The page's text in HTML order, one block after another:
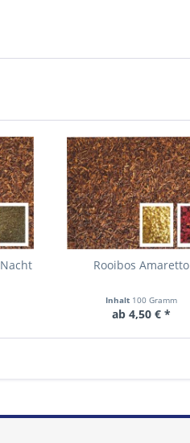
Rooibos Amaretto
Inhalt 100 Gramm
ab 4,50 € *